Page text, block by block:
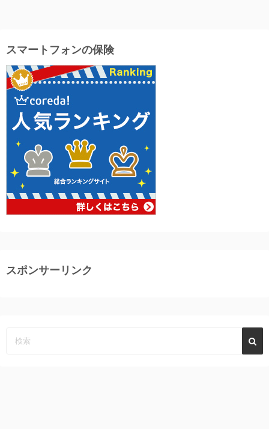
スマートフォンの保険
スポンサーリンク